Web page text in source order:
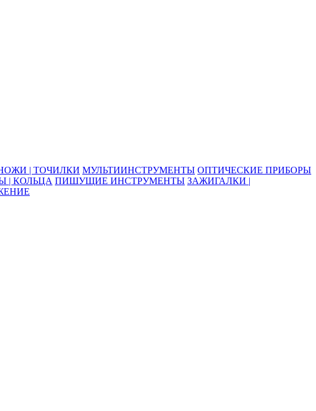
| ТОЧИЛКИ МУЛЬТИИНСТРУМЕНТЫ ОПТИЧЕСКИЕ ПРИБОРЫ
| КОЛЬЦА ПИШУЩИЕ ИНСТРУМЕНТЫ ЗАЖИГАЛКИ |